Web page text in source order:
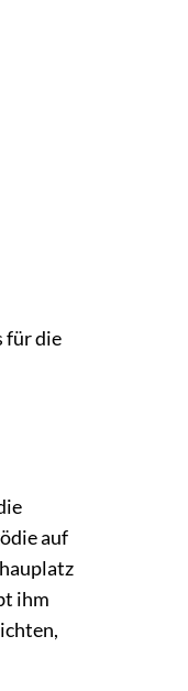
für die
auf
ihm